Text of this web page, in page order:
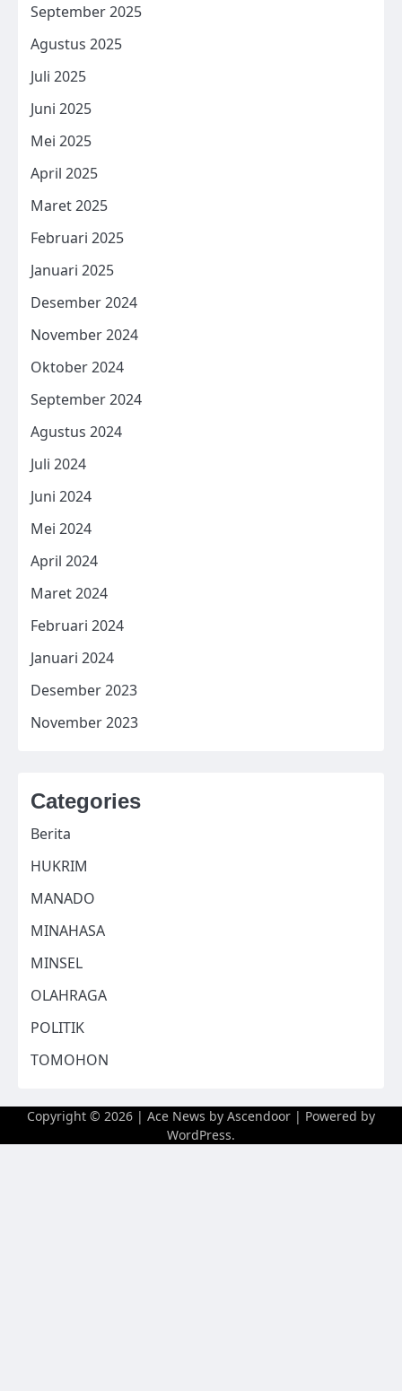
September 2025
Agustus 2025
Juli 2025
Juni 2025
Mei 2025
April 2025
Maret 2025
Februari 2025
Januari 2025
Desember 2024
November 2024
Oktober 2024
September 2024
Agustus 2024
Juli 2024
Juni 2024
Mei 2024
April 2024
Maret 2024
Februari 2024
Januari 2024
Desember 2023
November 2023
Categories
Berita
HUKRIM
MANADO
MINAHASA
MINSEL
OLAHRAGA
POLITIK
TOMOHON
Copyright © 2026 | Ace News by Ascendoor | Powered by
WordPress.